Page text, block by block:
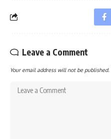
Leave a Comment
Your email address will not be published.